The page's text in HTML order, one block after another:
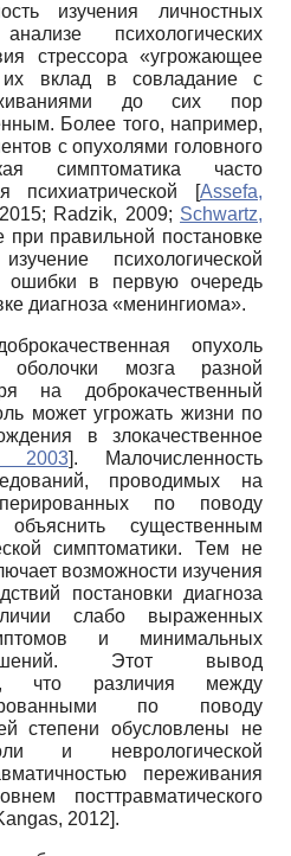
изучения личностных
психологических
стрессора «угрожающее
их вклад в совладание с
до сих пор
Более того, например,
с опухолями головного
симптоматика часто
психиатрической
[Assefa,
; Radzik, 2009; Schwartz,
при правильной постановке
психологической
ошибки в первую очередь
диагноза «менингиома».
опухоль
оболочки мозга разной
на доброкачественный
может угрожать жизни по
в злокачественное
2003]. Малочисленность
проводимых на
по поводу
существенным
симптоматики. Тем не
возможности изучения
постановки диагноза
слабо выраженных
и минимальных
Этот вывод
что различия между
по поводу
степени обусловлены не
и неврологической
переживания
посттравматического
2012].